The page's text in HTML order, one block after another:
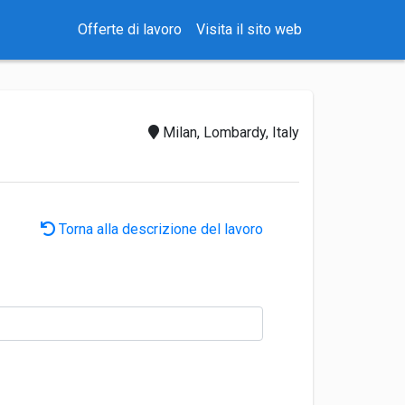
Offerte di lavoro Visita il sito web
Milan, Lombardy, Italy
Torna alla descrizione del lavoro